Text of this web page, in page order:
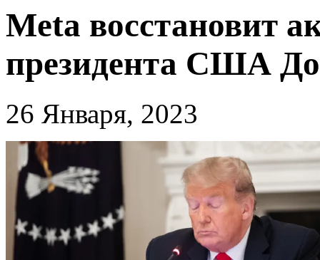
Meta восстановит
президента США
26 Января, 2023